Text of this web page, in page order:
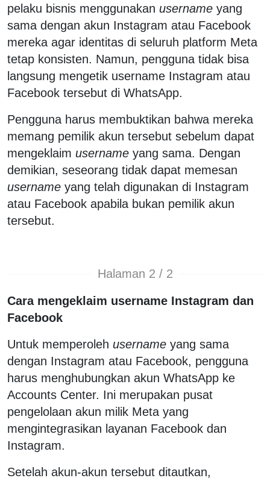
pelaku bisnis menggunakan username yang
sama dengan akun Instagram atau Facebook
mereka agar identitas di seluruh platform Meta
tetap konsisten. Namun, pengguna tidak bisa
langsung mengetik username Instagram atau
Facebook tersebut di WhatsApp.
Pengguna harus membuktikan bahwa mereka
memang pemilik akun tersebut sebelum dapat
mengeklaim username yang sama. Dengan
demikian, seseorang tidak dapat memesan
username yang telah digunakan di Instagram
atau Facebook apabila bukan pemilik akun
tersebut.
Halaman 2 / 2
Cara mengeklaim username Instagram dan
Facebook
Untuk memperoleh username yang sama
dengan Instagram atau Facebook, pengguna
harus menghubungkan akun WhatsApp ke
Accounts Center. Ini merupakan pusat
pengelolaan akun milik Meta yang
mengintegrasikan layanan Facebook dan
Instagram.
Setelah akun-akun tersebut ditautkan,